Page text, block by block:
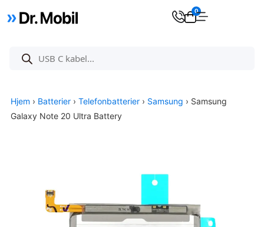
0
Hjem › Batterier › Telefonbatterier › Samsung › Samsung
Galaxy Note 20 Ultra Battery